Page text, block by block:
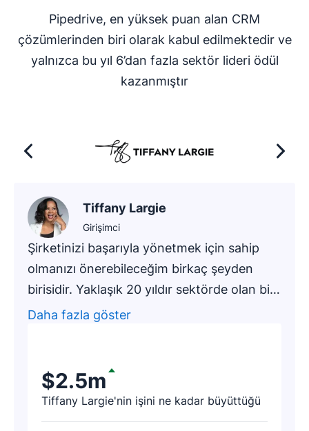
Pipedrive ile
ardından bu CRM panosu örneklerinin nasıl
göründüğünü daha iyi anlamak için birkaç
süreçlerinde darboğaz oluşan noktaları hızlıca
belirleyebilir.
Uygun fiyatlandırması ve kullanımı kolay arayüzüyle
Pipedrive gibi bir CRM'e yatırım yapmak,
Pipedrive, en yüksek puan alan CRM
çözümlerinden biri olarak kabul edilmektedir ve
yalnızca bu yıl 6’dan fazla sektör lideri ödül
kazanmıştır
Şirketinizi başarıyla yönetmek için sahip
olmanızı önerebileceğim birkaç şeyden
birisidir. Yaklaşık 20 yıldır sektörde olan bir
muhasebe firması müşterimiz vardı. Bu
temsilcisi bizimle iletişime geçerek
"Pipedrive sayesinde 188.000 $ değerinde
Daha fazla göster
Tiffany Largie
Girişimci
Tiffany Largie'nin işini ne kadar büyüttüğü
$2.5m